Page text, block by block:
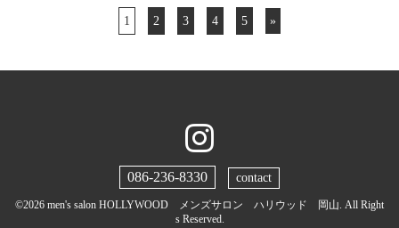
1 2 3 4 5 »
086-236-8330 contact
©2026 men's salon HOLLYWOOD メンズサロン ハリウッド 岡山. All Right
s Reserved.